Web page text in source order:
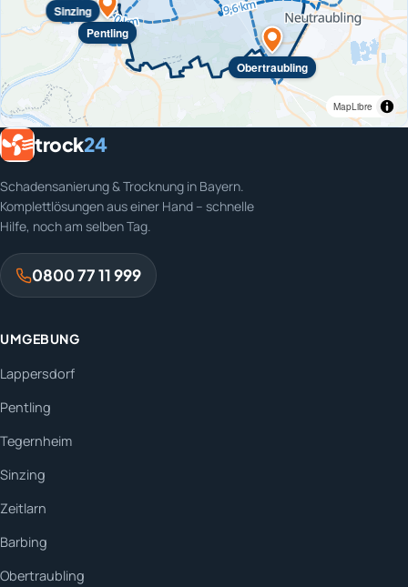
Pentling
Sinzing
Obertraubling
MapLibre
trock24
Schadensanierung & Trocknung in Bayern.
Komplettlösungen aus einer Hand – schnelle
Hilfe, noch am selben Tag.
0800 77 11 999
UMGEBUNG
Lappersdorf
Pentling
Tegernheim
Sinzing
Zeitlarn
Barbing
Obertraubling